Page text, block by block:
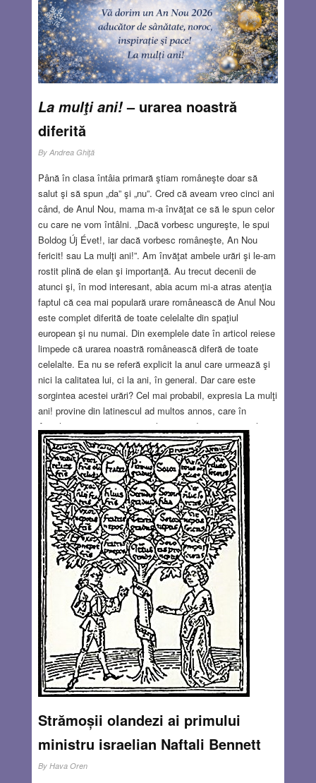
este, pe scurt, explicația a ceea ce se întâmplă în aceste
zile.
Read more…
JUN 19, 2025 13 COMMENTS
La mulţi ani!– urarea noastră
diferită
By Andrea Ghiţă
Până în clasa întâia primară ştiam româneşte doar să
salut şi să spun „da” şi „nu”. Cred că aveam vreo cinci ani
când, de Anul Nou, mama m-a învăţat ce să le spun celor
cu care ne vom întâlni. „Dacă vorbesc ungureşte, le spui
Boldog Új Évet!, iar dacă vorbesc româneşte, An Nou
fericit! sau La mulţi ani!”. Am învăţat ambele urări şi le-am
rostit plină de elan şi importanţă. Au trecut decenii de
atunci şi, în mod interesant, abia acum mi-a atras atenţia
faptul că cea mai populară urare românească de Anul Nou
este complet diferită de toate celelalte din spaţiul
european şi nu numai. Din exemplele date în articol reiese
limpede că urarea noastră românească diferă de toate
celelalte. Ea nu se referă explicit la anul care urmează şi
nici la calitatea lui, ci la ani, în general. Dar care este
sorgintea acestei urări? Cel mai probabil, expresia La mulţi
ani! provine din latinescul ad multos annos, care în
Antichitatea romană era o aclamaţie adresată oamenilor
de rang înalt. De pildă, apare în Historia Augusta[3] la
întronarea lui Severus Alexander, când senatorii i se
adresează cu formula: Augustus noster, imperator noster,
di te servent, vincas, vigeas, multis annis imperes („Zeii
să te ocrotească, să birui, să fii sănătos, să domneşti
mulţi ani”)
Read more…
DEC 31, 2025 19 COMMENTS
Strămoșii olandezi ai primului
ministru israelian Naftali Bennett
By Hava Oren